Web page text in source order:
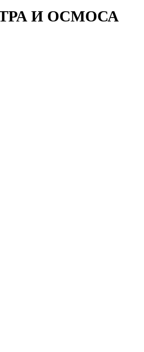
И ОСМОСА